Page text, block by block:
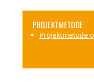
PROJEKTMETODE
Projektmetode